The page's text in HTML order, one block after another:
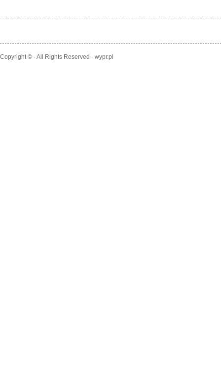
Copyright © - All Rights Reserved - wypr.pl